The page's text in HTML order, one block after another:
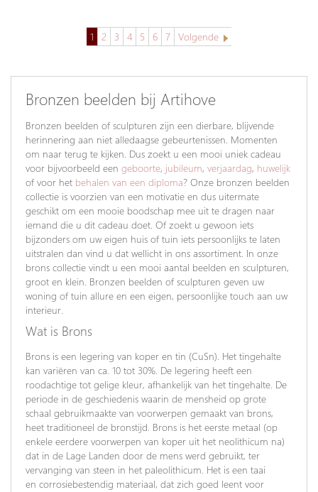
1 2 3 4 5 6 7 Volgende
Bronzen beelden bij Artihove
Bronzen beelden of sculpturen zijn een dierbare, blijvende
herinnering aan niet alledaagse gebeurtenissen. Momenten
om naar terug te kijken. Dus zoekt u een mooi uniek cadeau
voor bijvoorbeeld een geboorte, jubileum, verjaardag, huwelijk
of voor het behalen van een diploma? Onze bronzen beelden
collectie is voorzien van een motivatie en dus uitermate
geschikt om een mooie boodschap mee uit te dragen naar
iemand die u dit cadeau doet. Of zoekt u gewoon iets
bijzonders om uw eigen huis of tuin iets persoonlijks te laten
uitstralen dan vind u dat wellicht in ons assortiment. In onze
brons collectie vindt u een mooi aantal beelden en sculpturen,
groot en klein. Bronzen beelden of sculpturen geven uw
woning of tuin allure en een eigen, persoonlijke touch aan uw
interieur.
Wat is Brons
Brons is een legering van koper en tin (CuSn). Het tingehalte
kan variëren van ca. 10 tot 30%. De legering heeft een
roodachtige tot gelige kleur, afhankelijk van het tingehalte. De
periode in de geschiedenis waarin de mensheid op grote
schaal gebruikmaakte van voorwerpen gemaakt van brons,
heet traditioneel de bronstijd. Brons is het eerste metaal (op
enkele eerdere voorwerpen van koper uit het neolithicum na)
dat in de Lage Landen door de mens werd gebruikt, ter
vervanging van steen in het paleolithicum. Het is een taai
en corrosiebestendig materiaal, dat zich goed leent voor